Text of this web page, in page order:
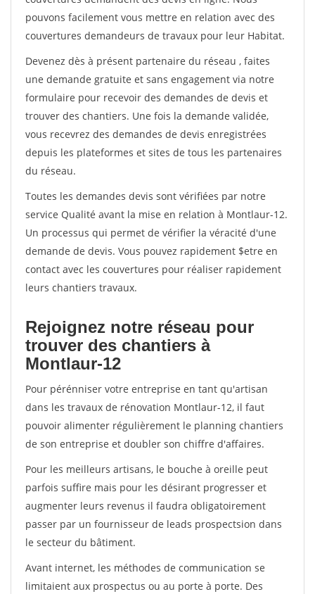
pouvons facilement vous mettre en relation avec des
couvertures demandeurs de travaux pour leur Habitat.
Devenez dès à présent partenaire du réseau , faites
une demande gratuite et sans engagement via notre
formulaire pour recevoir des demandes de devis et
trouver des chantiers. Une fois la demande validée,
vous recevrez des demandes de devis enregistrées
depuis les plateformes et sites de tous les partenaires
du réseau.
Toutes les demandes devis sont vérifiées par notre
service Qualité avant la mise en relation à Montlaur-12.
Un processus qui permet de vérifier la véracité d'une
demande de devis. Vous pouvez rapidement $etre en
contact avec les couvertures pour réaliser rapidement
leurs chantiers travaux.
Rejoignez notre réseau pour
trouver des chantiers à
Montlaur-12
Pour pérénniser votre entreprise en tant qu'artisan
dans les travaux de rénovation Montlaur-12, il faut
pouvoir alimenter régulièrement le planning chantiers
de son entreprise et doubler son chiffre d'affaires.
Pour les meilleurs artisans, le bouche à oreille peut
parfois suffire mais pour les désirant progresser et
augmenter leurs revenus il faudra obligatoirement
passer par un fournisseur de leads prospectsion dans
le secteur du bâtiment.
Avant internet, les méthodes de communication se
limitaient aux prospectus ou au porte à porte. Des